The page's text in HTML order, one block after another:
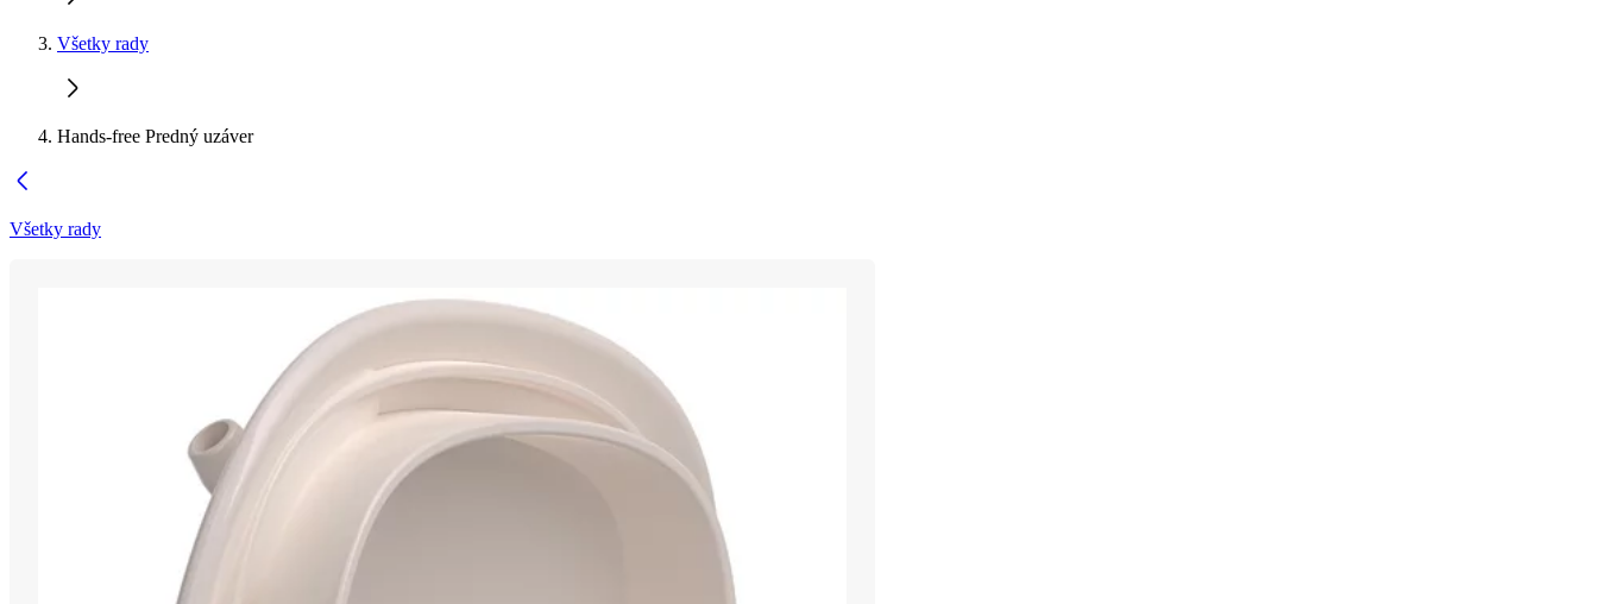
Všetky rady
Hands-free Predný uzáver
Všetky rady